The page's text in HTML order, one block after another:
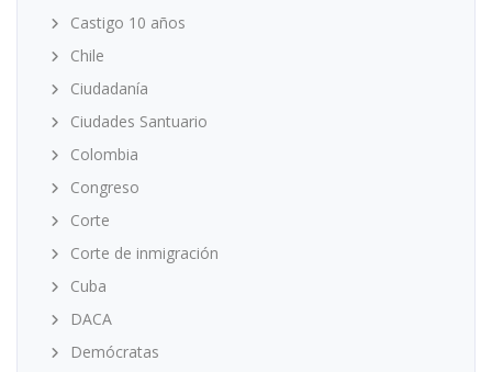
Castigo 10 años
Chile
Ciudadanía
Ciudades Santuario
Colombia
Congreso
Corte
Corte de inmigración
Cuba
DACA
Demócratas